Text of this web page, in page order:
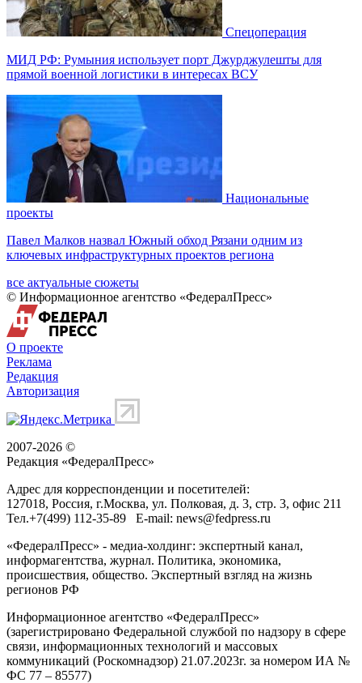
Спецоперация
МИД РФ: Румыния использует порт Джурджулешты для
прямой военной логистики в интересах ВСУ
Национальные
проекты
Павел Малков назвал Южный обход Рязани одним из
ключевых инфраструктурных проектов региона
все актуальные сюжеты
© Информационное агентство «ФедералПресс»
О проекте
Реклама
Редакция
Авторизация
2007-2026 ©
Редакция «ФедералПресс»
Адрес для корреспонденции и посетителей:
127018, Россия, г.Москва, ул. Полковая, д. 3, стр. 3, офис 211
Тел.+7(499) 112-35-89 E-mail: news@fedpress.ru
«ФедералПресс» - медиа-холдинг: экспертный канал,
информагентства, журнал. Политика, экономика,
происшествия, общество. Экспертный взгляд на жизнь
регионов РФ
Информационное агентство «ФедералПресс»
(зарегистрировано Федеральной службой по надзору в сфере
связи, информационных технологий и массовых
коммуникаций (Роскомнадзор) 21.07.2023г. за номером ИА №
ФС 77 – 85577)